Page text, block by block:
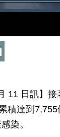
11 日訊】
積達到
染。